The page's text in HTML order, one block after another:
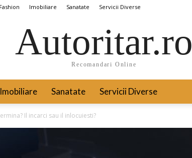
Fashion Imobiliare Sanatate Servicii Diverse
Autoritar.ro
Recomandari Online
Imobiliare Sanatate Servicii Diverse
Il incarci sau il inlocuiesti?